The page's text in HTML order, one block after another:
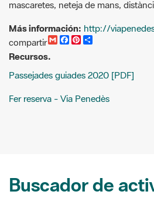
m
i
l
a
e
b
o
i
e
r
t
o
p
a
r
Passejades guiades 2020 [PDF]
Fer reserva - Via Penedès